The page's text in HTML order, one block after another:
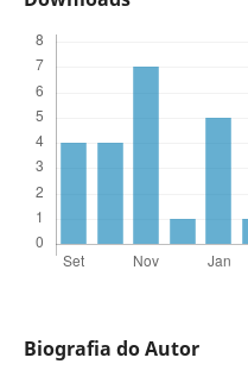
Biografia do Autor